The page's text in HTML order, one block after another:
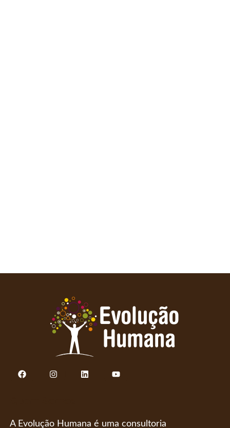
A Evolução Humana é uma consultoria